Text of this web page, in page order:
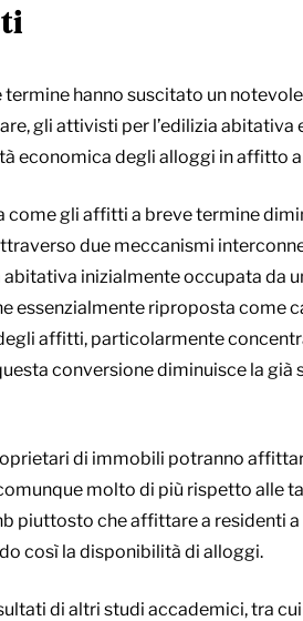
hanno suscitato un
gli attivisti per l’edilizia abitativa
economica degli alloggi in affitto
gli affitti a breve termine
due meccanismi
inizialmente occupata da
riproposta come
affitti, particolarmente
conversione diminuisce la già
di immobili potranno
molto di più rispetto alle
piuttosto che affittare a residenti
così la disponibilità di alloggi.
di altri studi accademici, tra